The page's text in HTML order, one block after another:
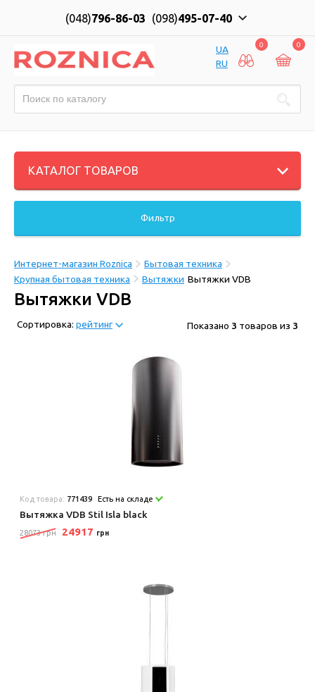
(048)796-86-03 (098)495-07-40
UA
RU
0 0
КАТАЛОГ ТОВАРОВ
Фильтр
Интернет-магазин Roznica
Бытовая техника
Крупная бытовая техника
Вытяжки Вытяжки VDB
Вытяжки VDB
Сортировка: рейтинг Показано 3 товаров из 3
Код товара: 771439 Есть на складе
Вытяжка VDB Stil Isla black
28073 грн 24917 грн